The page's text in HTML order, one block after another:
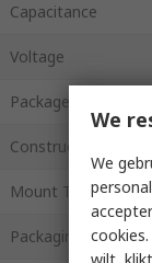
Capacitance
Voltage
Package/Case
Construction
Mount Type
Packaging
We
We
wilt,